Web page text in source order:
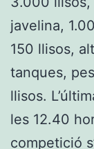
javelina,
150 llisos,
tanques,
llisos.
les 12.40
competició